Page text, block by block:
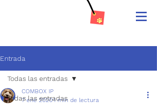
Entrada
Todas las entradas
Todas las entradas
COMBOX IP
7 ene 20201 min de lectura